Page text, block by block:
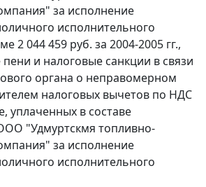
за исполнение
исполнительного
2 044 459 руб. за 2004-2005 гг.,
и налоговые санкции в связи
органа о неправомерном
налоговых вычетов по НДС
уплаченных в составе
"Удмуртскмя топливно-
за исполнение
исполнительного